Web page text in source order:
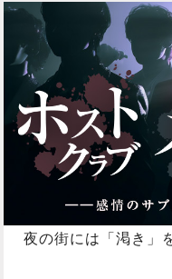
夜の街には「渇き」